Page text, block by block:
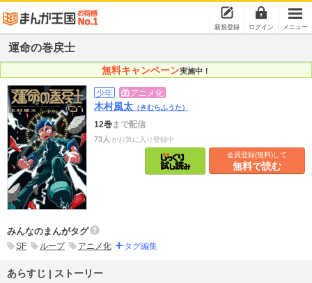
新規登録 ログイン メニュー
運命の巻戻士
無料キャンペーン実施中！
少年 アニメ化
木村風太 （きむらふうた）
12巻まで配信
73人 がお気に入り登録中
会員登録(無料)して
無料で読む
みんなのまんがタグ
SF ループ アニメ化 タグ編集
あらすじ | ストーリー